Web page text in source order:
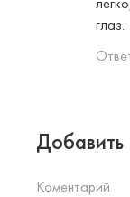
глаз.
Коментарий